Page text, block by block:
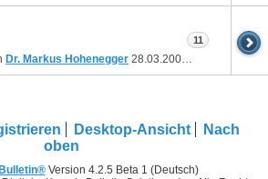
Dr. Markus Hohenegger 28.03.2006 13:13
11
Desktop-Ansicht
Nach
oben
Version 4.2.5 Beta 1 (Deutsch)